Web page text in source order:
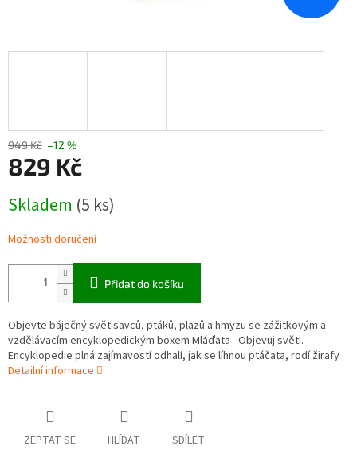
949 Kč –12 %
829 Kč
cena:
Skladem (5 ks)
Možnosti doručení
Přidat do košíku
Objevte báječný svět savců, ptáků, plazů a hmyzu se zážitkovým a
vzdělávacím encyklopedickým boxem Mláďata - Objevuj svět!.
Encyklopedie plná zajímavostí odhalí, jak se líhnou ptáčata, rodí žirafy
Detailní informace
ZEPTAT SE HLÍDAT SDÍLET